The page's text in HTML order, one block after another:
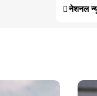
नेशनल